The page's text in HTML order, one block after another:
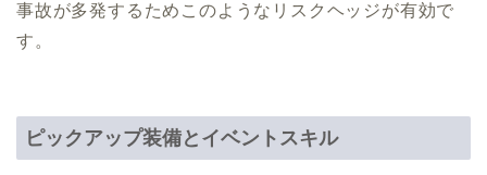
事故が多発するためこのようなリスクヘッジが有効で
す。
ピックアップ装備とイベントスキル